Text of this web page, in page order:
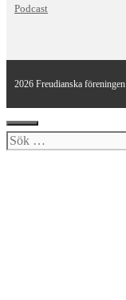
Podcast
2026 Freudianska föreningen
Stäng
Sök